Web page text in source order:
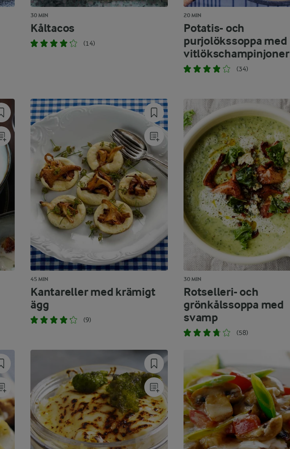
30 MIN
Kåltacos
(14)
20 MIN
Potatis- och
purjolökssoppa med
vitlökschampinjoner
(34)
45 MIN
Kantareller med krämigt
ägg
(9)
30 MIN
Rotselleri- och
grönkålssoppa med
svamp
(58)